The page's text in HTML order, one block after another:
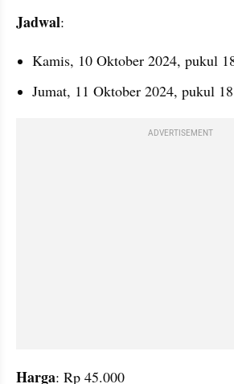
Jadwal:
Kamis, 10 Oktober 2024, pukul
Jumat, 11 Oktober 2024, pukul
ADVERTISEMENT
Harga: Rp 45.000